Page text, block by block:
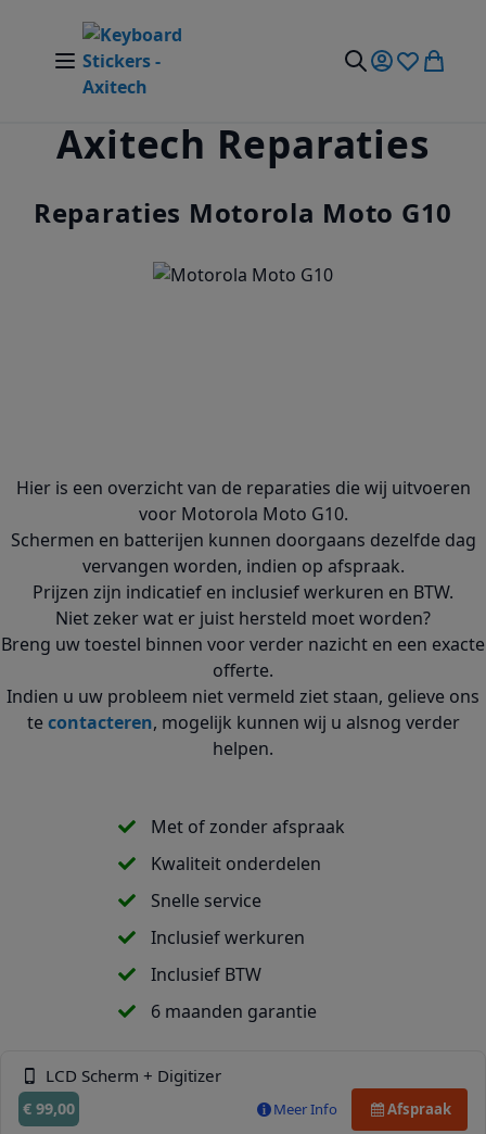
Ga naar de inhoud
Nav Aan/Uit Schakelen Mijn account
Verlanglijst
Axitech Reparaties
Reparaties Motorola Moto G10
Hier is een overzicht van de reparaties die wij uitvoeren
voor Motorola Moto G10.
Schermen en batterijen kunnen doorgaans dezelfde dag
vervangen worden, indien op afspraak.
Prijzen zijn indicatief en inclusief werkuren en BTW.
Niet zeker wat er juist hersteld moet worden?
Breng uw toestel binnen voor verder nazicht en een exacte
offerte.
Indien u uw probleem niet vermeld ziet staan, gelieve ons
tecontacteren, mogelijk kunnen wij u alsnog verder
helpen.
Met of zonder afspraak
Kwaliteit onderdelen
Snelle service
Inclusief werkuren
Inclusief BTW
6 maanden garantie
LCD Scherm + Digitizer
€ 99,00 Meer Info Afspraak